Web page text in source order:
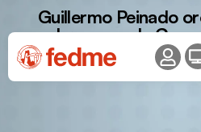
Guillermo Peinado
bronce en la
Combinada